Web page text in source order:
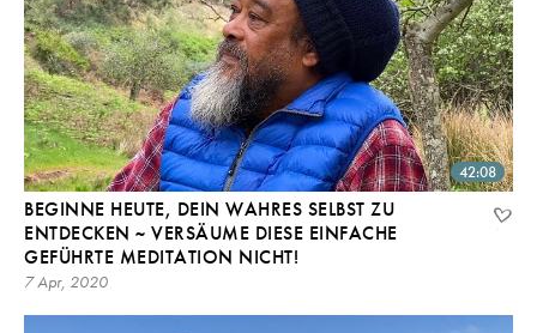
42:08
BEGINNE HEUTE, DEIN WAHRES SELBST ZU
ENTDECKEN ~ VERSÄUME DIESE EINFACHE
GEFÜHRTE MEDITATION NICHT!
7 Apr, 2020